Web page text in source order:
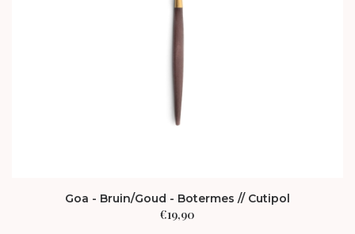
Goa - Bruin/Goud - Botermes // Cutipol
€19,90